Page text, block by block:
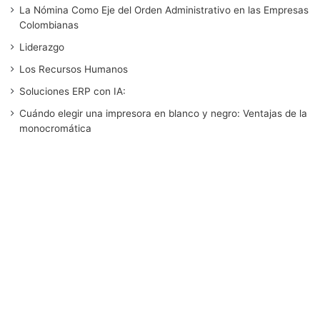
e
o
t
k
T
t
La Nómina Como Eje del Orden Administrativo en las Empresas
Colombianas
Liderazgo
Los Recursos Humanos
Soluciones ERP con IA:
Cuándo elegir una impresora en blanco y negro: Ventajas de la
monocromática